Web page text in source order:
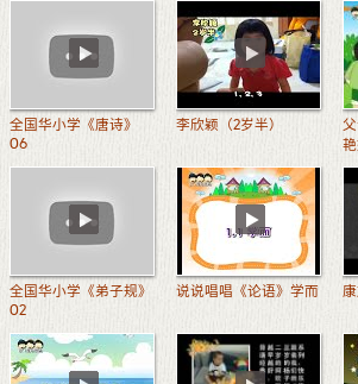
全国华小学《唐诗》
06
李欣颖（2岁半）
全国华小学《弟子规》
02
说说唱唱《论语》学而